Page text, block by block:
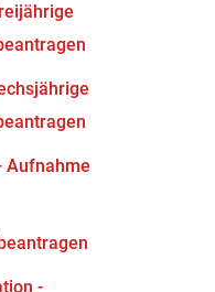
Aufnahme
-